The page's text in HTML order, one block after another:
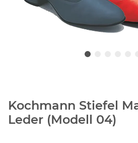
Kochmann Stiefel
Leder (Modell 04)